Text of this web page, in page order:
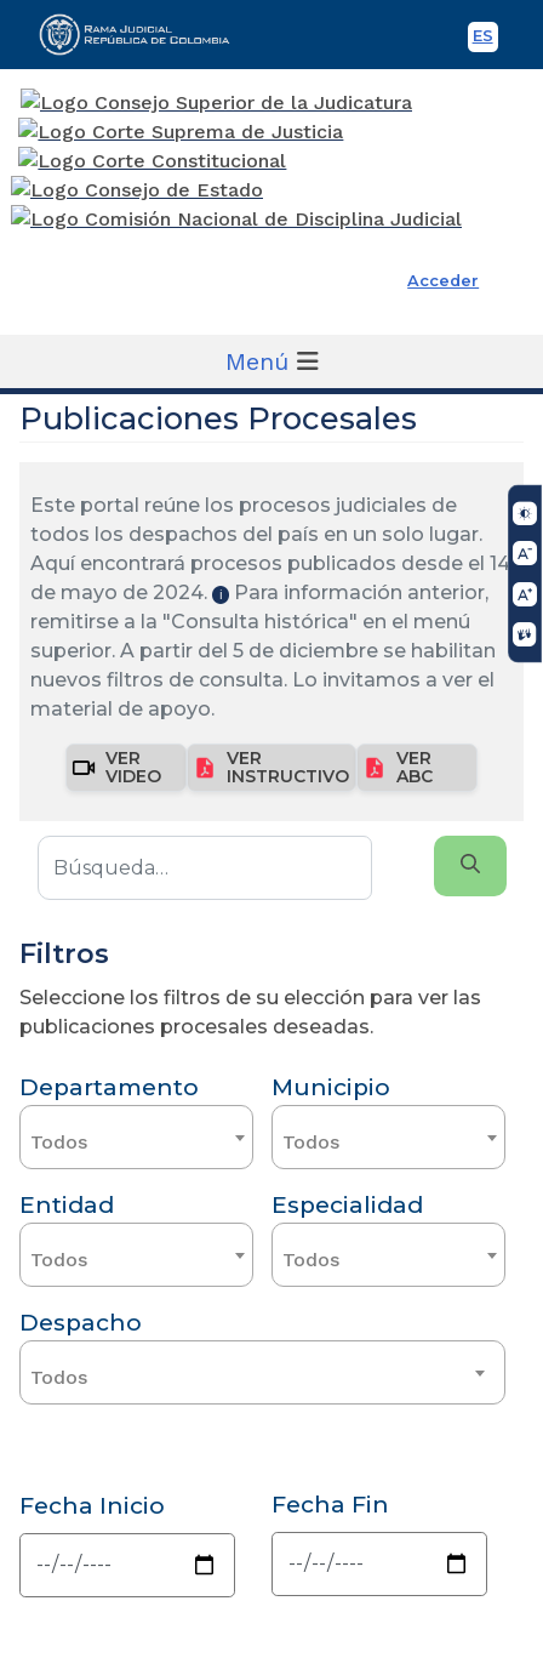
ES
Rama Judicial
Acceder
Menú
Publicaciones Procesales
Este portal reúne los procesos judiciales de
todos los despachos del país en un solo lugar.
Aquí encontrará procesos publicados desde el 14
de mayo de 2024.
ℹ️
Para información anterior,
remitirse a la "Consulta histórica" en el menú
superior. A partir del 5 de diciembre se habilitan
nuevos filtros de consulta. Lo invitamos a ver el
material de apoyo.
VER
VIDEO
VER
INSTRUCTIVO
VER
ABC
Filtros
Seleccione los filtros de su elección para ver las
publicaciones procesales deseadas.
Departamento
Todos
Municipio
Todos
Entidad
Todos
Especialidad
Todos
Despacho
Todos
Fecha Inicio Fecha Fin